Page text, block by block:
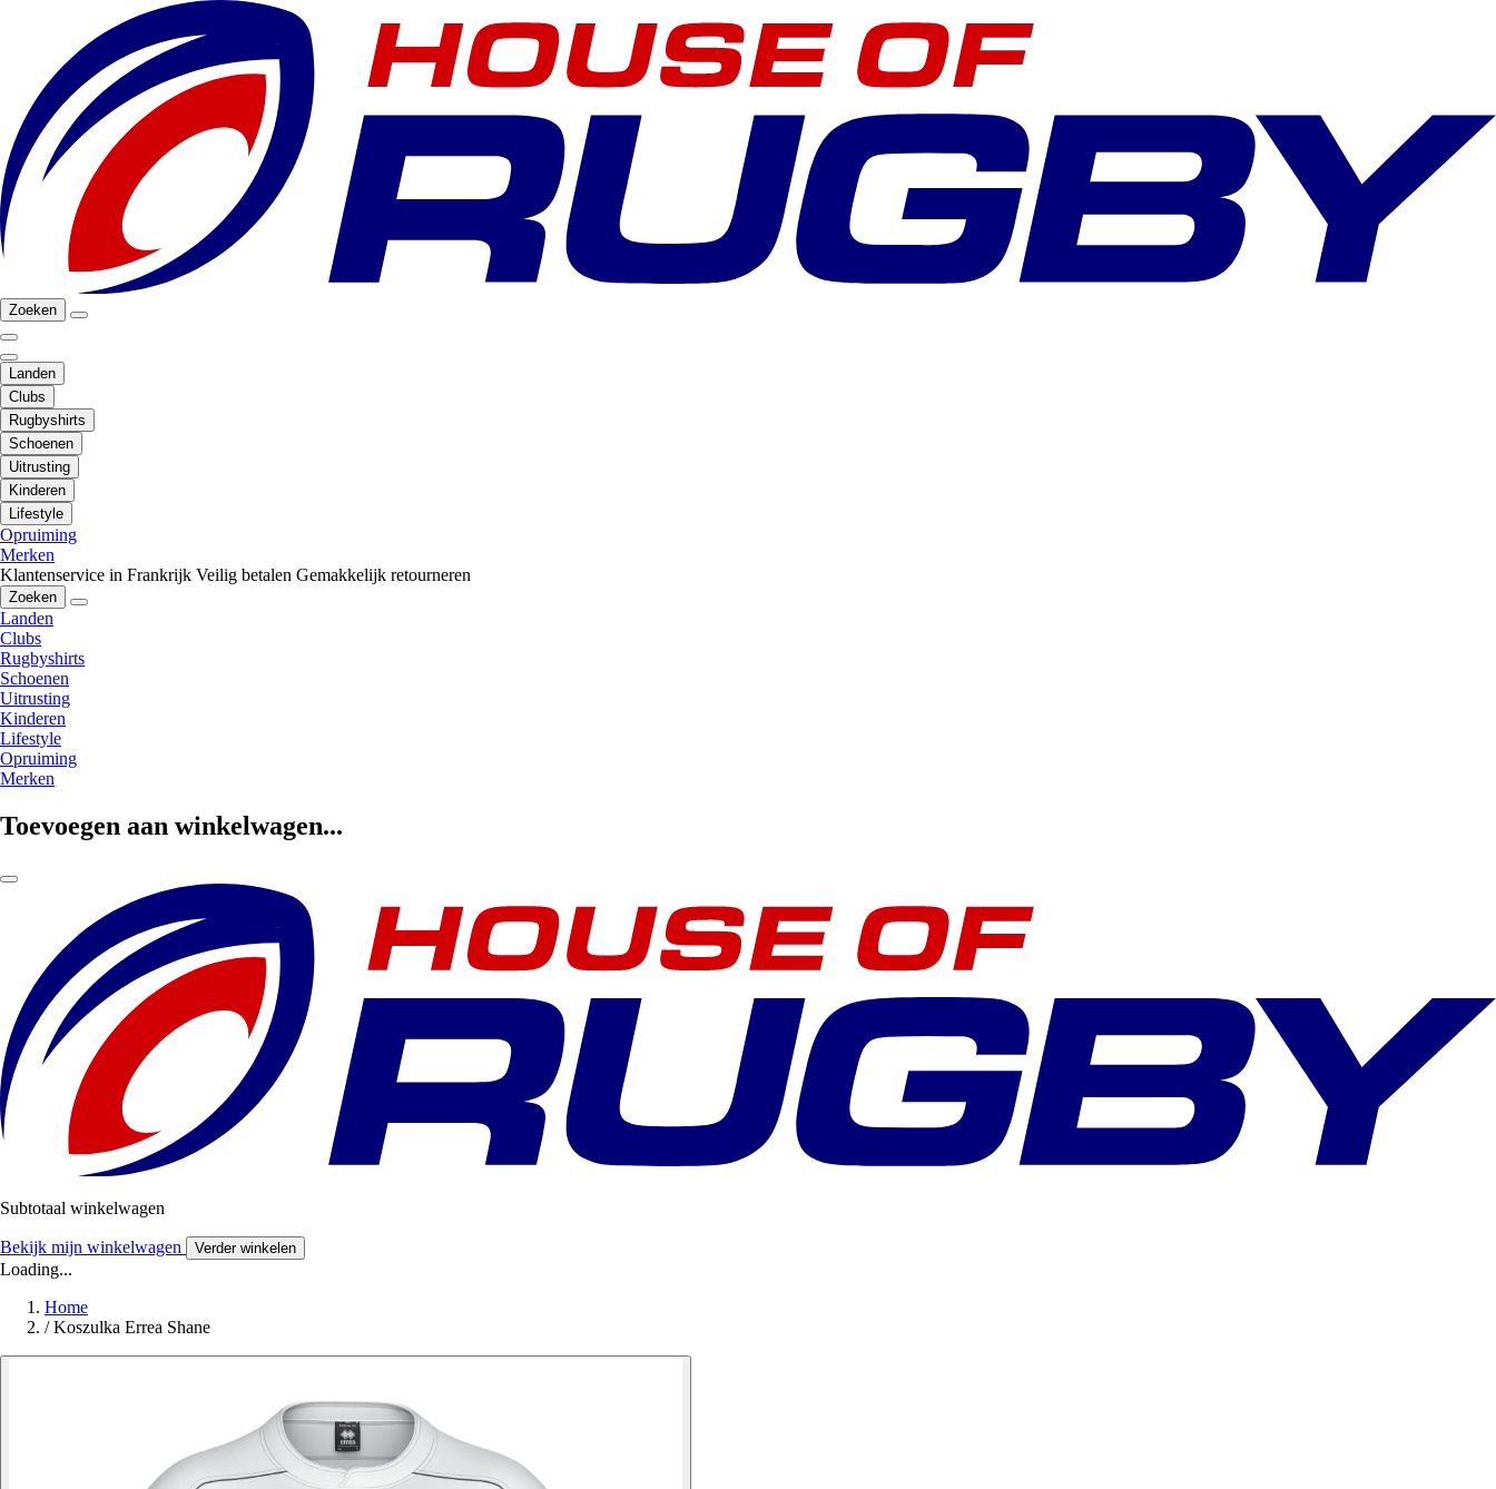
Zoeken
Landen
Clubs
Rugbyshirts
Schoenen
Uitrusting
Kinderen
Lifestyle
Opruiming
Merken
Klantenservice in Frankrijk Veilig betalen Gemakkelijk retourneren
Zoeken
Landen
Clubs
Rugbyshirts
Schoenen
Uitrusting
Kinderen
Lifestyle
Opruiming
Merken
Toevoegen aan winkelwagen...
Subtotaal winkelwagen
Bekijk mijn winkelwagen Verder winkelen
Loading...
Home
/ Koszulka Errea Shane